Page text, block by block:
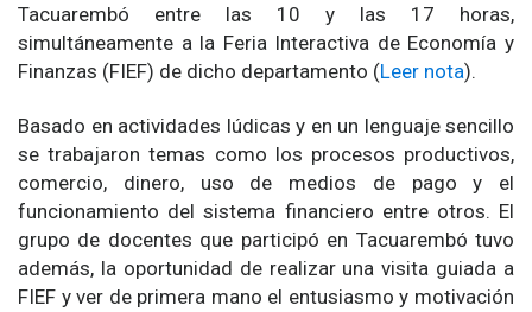
Tacuarembó entre las 10 y las 17 horas,
simultáneamente a la Feria Interactiva de Economía y
Finanzas (FIEF) de dicho departamento (Leer nota).
Basado en actividades lúdicas y en un lenguaje sencillo
se trabajaron temas como los procesos productivos,
comercio, dinero, uso de medios de pago y el
funcionamiento del sistema financiero entre otros. El
grupo de docentes que participó en Tacuarembó tuvo
además, la oportunidad de realizar una visita guiada a
FIEF y ver de primera mano el entusiasmo y motivación